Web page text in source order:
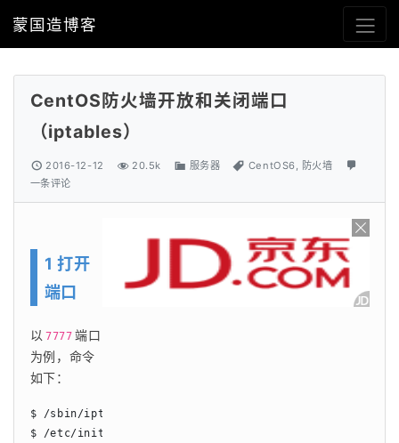
蒙国造博客
CentOS防火墙开放和关闭端口
（iptables）
2016-12-12 20.5k 服务器 CentOS6, 防火墙
一条评论
1 打开
端口
以 7777 端口
为例，命令
如下：
$ /sbin/iptables -I INPUT -p tcp --dport 7777 -j
$ /etc/init.d/iptables save      # 保存